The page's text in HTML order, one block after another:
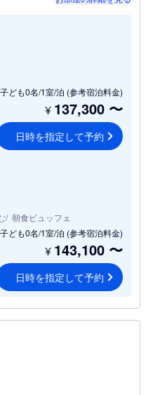
ども0名/1室/泊 (参考宿泊料金)
¥ 137,300 〜
日時を指定して予約
朝食ビュッフェ
ども0名/1室/泊 (参考宿泊料金)
¥ 143,100 〜
日時を指定して予約